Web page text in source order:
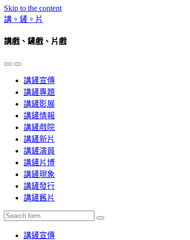
Skip to the content
講。鏟。片
講戲、鏟戲、片戲
Toggle
mobile
Toggle
search
field
講鏟宣傳
講鏟專題
講鏟影展
講鏟情報
講鏟戲院
講鏟新片
講鏟演員
講鏟片博
講鏟現象
講鏟發行
講鏟舊片
Search
講鏟宣傳